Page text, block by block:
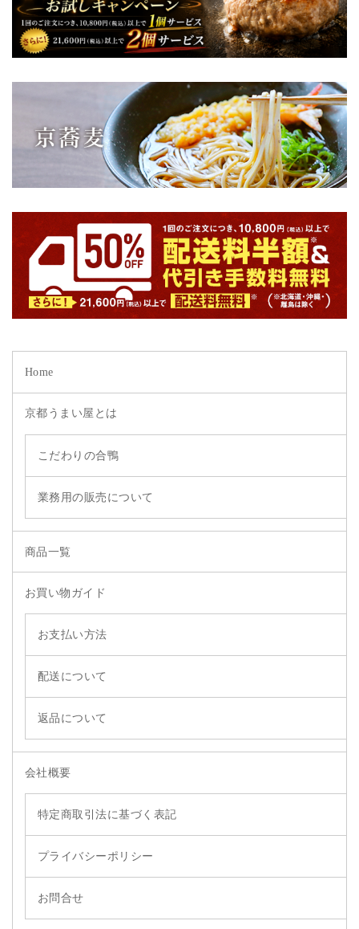
Home
京都うまい屋とは
こだわりの合鴨
業務用の販売について
商品一覧
お買い物ガイド
お支払い方法
配送について
返品について
会社概要
特定商取引法に基づく表記
プライバシーポリシー
お問合せ